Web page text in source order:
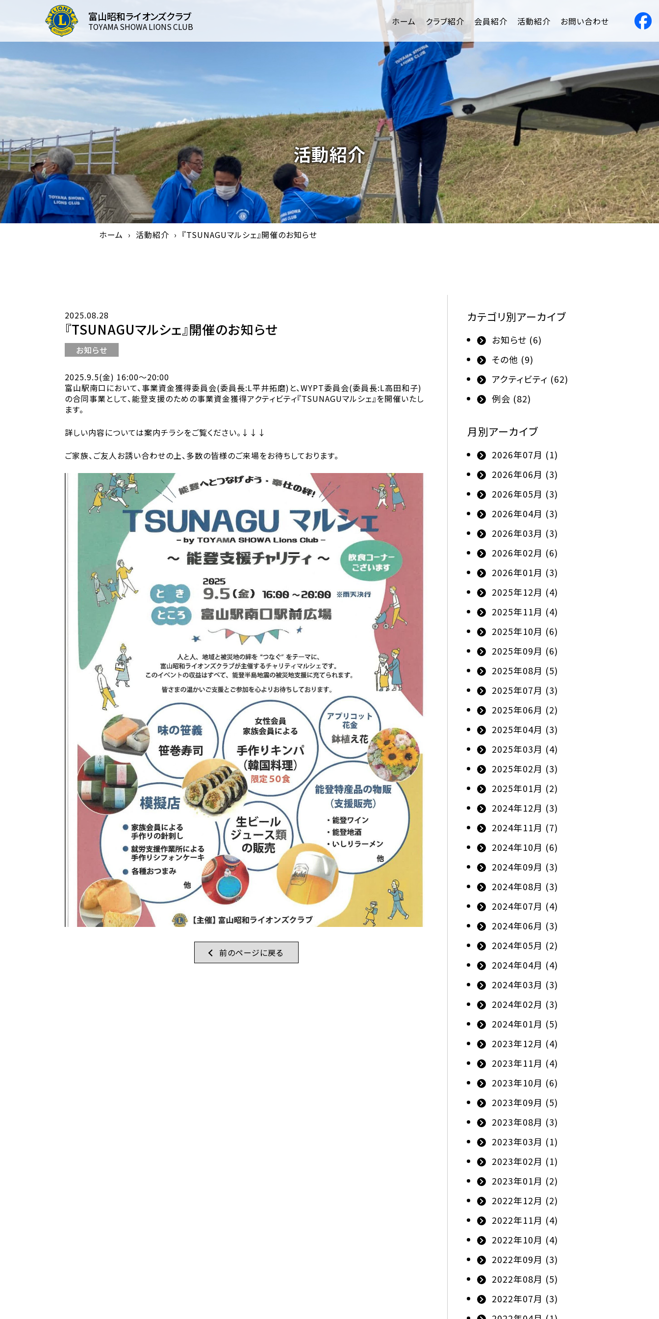
富山昭和ライオンズクラブ
TOYAMA SHOWA LIONS CLUB ホーム クラブ紹介 会員紹介 活動紹介 お問い合わせ
活動紹介
ホーム 活動紹介 『TSUNAGUマルシェ』開催のお知らせ
2025.08.28
『TSUNAGUマルシェ』開催のお知らせ
お知らせ
2025.9.5(金) 16:00〜20:00
富山駅南口において、事業資金獲得委員会(委員長:L平井拓磨)と、WYPT委員会(委員長:L高田和子)
の合同事業として、能登支援のための事業資金獲得アクティビティ『TSUNAGUマルシェ』を開催いたし
ます。
詳しい内容については案内チラシをご覧ください。↓↓↓
ご家族、ご友人お誘い合わせの上、多数の皆様のご来場をお待ちしております。
前のページに戻る
カテゴリ別アーカイブ
お知らせ (6)
その他 (9)
アクティビティ (62)
例会 (82)
月別アーカイブ
2026年07月 (1)
2026年06月 (3)
2026年05月 (3)
2026年04月 (3)
2026年03月 (3)
2026年02月 (6)
2026年01月 (3)
2025年12月 (4)
2025年11月 (4)
2025年10月 (6)
2025年09月 (6)
2025年08月 (5)
2025年07月 (3)
2025年06月 (2)
2025年04月 (3)
2025年03月 (4)
2025年02月 (3)
2025年01月 (2)
2024年12月 (3)
2024年11月 (7)
2024年10月 (6)
2024年09月 (3)
2024年08月 (3)
2024年07月 (4)
2024年06月 (3)
2024年05月 (2)
2024年04月 (4)
2024年03月 (3)
2024年02月 (3)
2024年01月 (5)
2023年12月 (4)
2023年11月 (4)
2023年10月 (6)
2023年09月 (5)
2023年08月 (3)
2023年03月 (1)
2023年02月 (1)
2023年01月 (2)
2022年12月 (2)
2022年11月 (4)
2022年10月 (4)
2022年09月 (3)
2022年08月 (5)
2022年07月 (3)